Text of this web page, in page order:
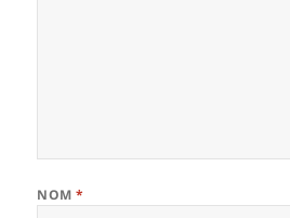
NOM*